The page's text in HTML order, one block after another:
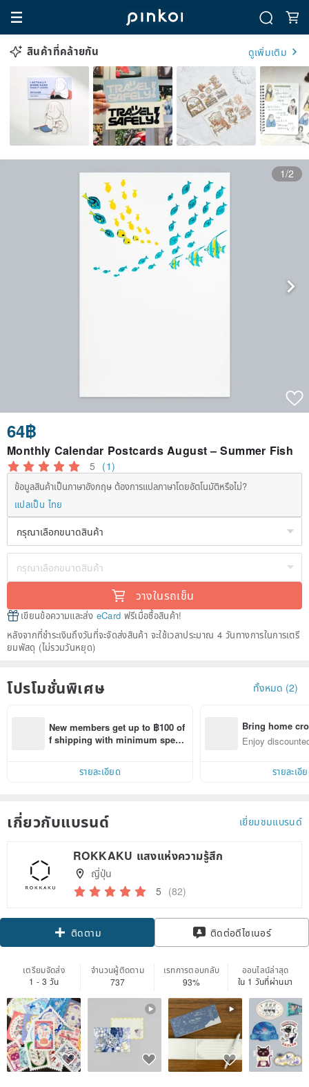
สินค้าที่คล้ายกัน ดูเพิ่มเติม
1/2
64฿
Monthly Calendar Postcards August – Summer Fish
5 (1)
ข้อมูลสินค้าเป็นภาษาอังกฤษ ต้องการแปลภาษาโดยอัตโนมัติหรือไม่?
แปลเป็น ไทย
วางในรถเข็น
เขียนข้อความและส่ง eCard ฟรีเมื่อซื้อสินค้า!
หลังจากที่ชำระเงินถึงวันที่จะจัดส่งสินค้า จะใช้เวลาประมาณ 4 วันทางการในการเตรี
ยมพัสดุ (ไม่รวมวันหยุด)
โปรโมชั่นพิเศษ ทั้งหมด (2)
New members get up to ฿100 of
f shipping with minimum spen
within 7 days!
รายละเอียด
Bring home
n with ease
Enjoy
รายละเอี
เกี่ยวกับแบรนด์ เยี่ยมชมแบรนด์
ROKKAKU แสงแห่งความรู้สึก
ญี่ปุ่น
5 (82)
ติดตาม ติดต่อดีไซเนอร์
เตรียมจัดส่ง
1 - 3 วัน
จำนวนผู้ติดตาม
737
เรทการตอบกลับ
93%
ออนไลน์ล่าสุด
ใน 1 วันที่ผ่านมา